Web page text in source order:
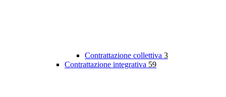
Contrattazione collettiva 3
Contrattazione integrativa 59